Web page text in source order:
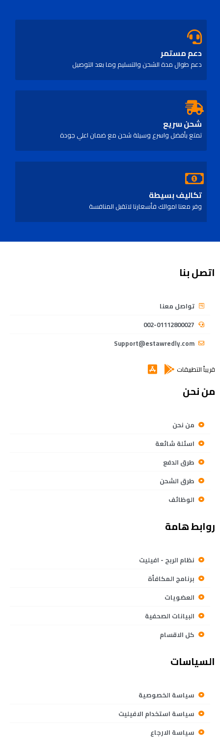
دعم مستمر
دعم طوال مدة الشحن والتسليم وما بعد التوصيل
شحن سريع
تمتع بأفضل واسرع وسيلة شحن مع ضمان اعلي جودة
تكاليف بسيطة
وفر معنا اموالك فأسعارنا لاتقبل المنافسة
اتصل بنا
تواصل معنا
002-01112800027
Support@estawredly.com
قريباً التطبيقات
من نحن
من نحن
اسئلة شائعة
طرق الدفع
طرق الشحن
الوظائف
روابط هامة
نظام الربح - افيليت
برنامج المكافأة
العضويات
البيانات الصحفية
كل الاقسام
السياسات
سياسة الخصوصية
سياسة استخدام الافيليت
سياسة الارجاع